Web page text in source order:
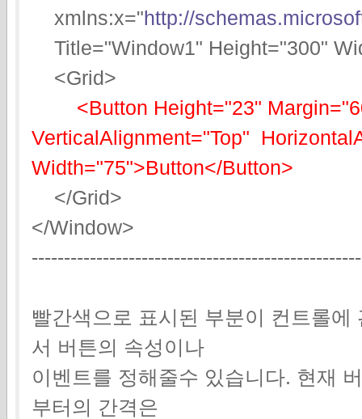
xmlns:x="http://
Title="Window1" Height="300"
<Grid>
<Button Height="23"
VerticalAlignment="Top"
Width="75">Button</Button>
</Grid>
</Window>
빨간색으로 표시된 부분이 컨트롤
서 버튼의 속성이나
이벤트를 정해줄수 있습니다. 현재
부터의 간격은